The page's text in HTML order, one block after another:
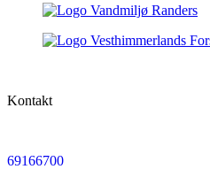
Kontakt
69166700